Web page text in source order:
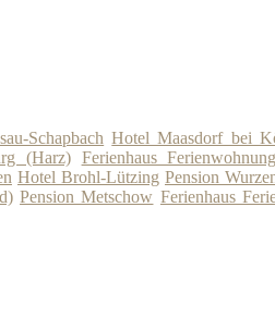
Schapbach Hotel Maasdorf bei
(Harz) Ferienhaus
Hotel Brohl-Lützing Pension
Pension Metschow Ferienhaus